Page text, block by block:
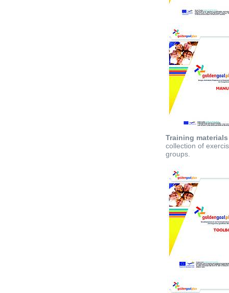
Training materials
collection of
groups.